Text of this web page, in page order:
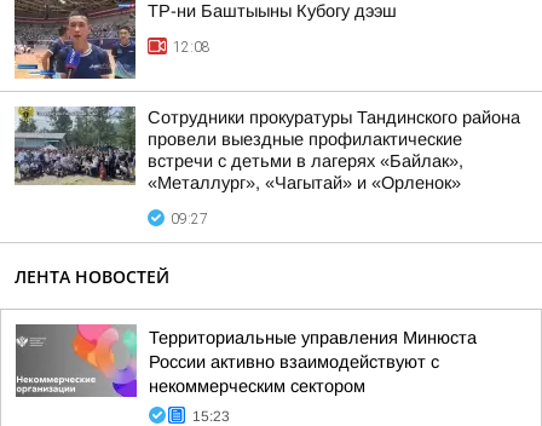
ТР-ни Баштыыны Кубогу дээш
12:08
Сотрудники прокуратуры Тандинского района
провели выездные профилактические
встречи с детьми в лагерях «Байлак»,
«Металлург», «Чагытай» и «Орленок»
09:27
ЛЕНТА НОВОСТЕЙ
Территориальные управления Минюста
России активно взаимодействуют с
некоммерческим сектором
15:23